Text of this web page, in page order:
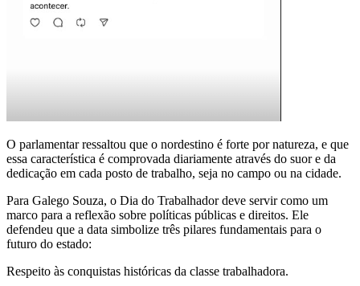
O parlamentar ressaltou que o nordestino é forte por natureza, e que
essa característica é comprovada diariamente através do suor e da
dedicação em cada posto de trabalho, seja no campo ou na cidade.
Para Galego Souza, o Dia do Trabalhador deve servir como um
marco para a reflexão sobre políticas públicas e direitos. Ele
defendeu que a data simbolize três pilares fundamentais para o
futuro do estado:
Respeito às conquistas históricas da classe trabalhadora.